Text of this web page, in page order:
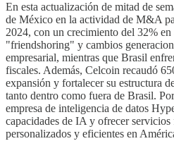
En esta actualización de mitad de
de México en la actividad de M&A
2024, con un crecimiento del 32%
"friendshoring" y cambios
empresarial, mientras que Brasil
fiscales. Además, Celcoin recaudó
expansión y fortalecer su estructura
tanto dentro como fuera de Brasil.
empresa de inteligencia de datos
capacidades de IA y ofrecer servicios
personalizados y eficientes en